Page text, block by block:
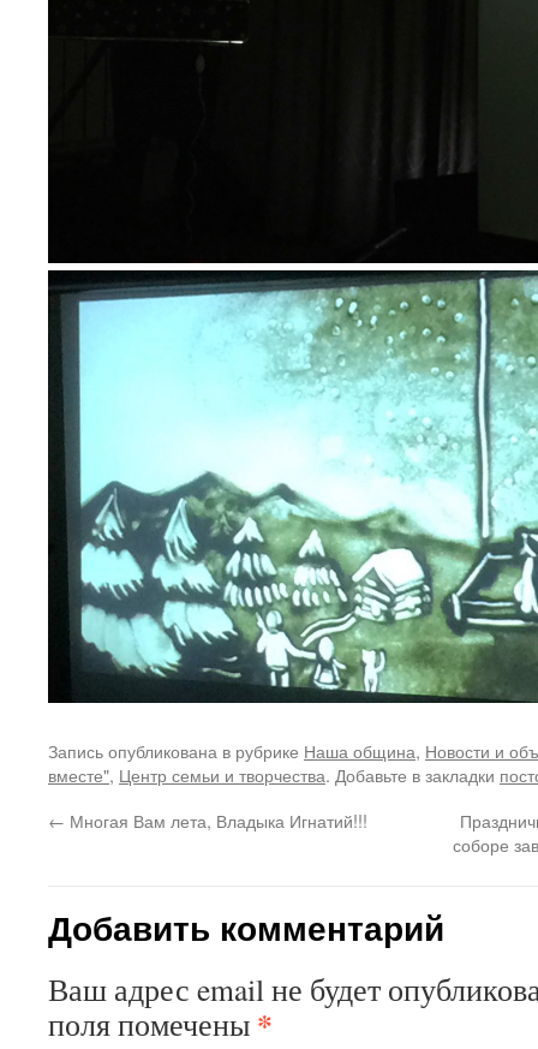
Запись опубликована в рубрике Наша община, Новости и
вместе", Центр семьи и творчества. Добавьте в закладки
← Многая Вам лета, Владыка Игнатий!!!
соборе
Добавить комментарий
Ваш адрес email не будет
поля помечены *